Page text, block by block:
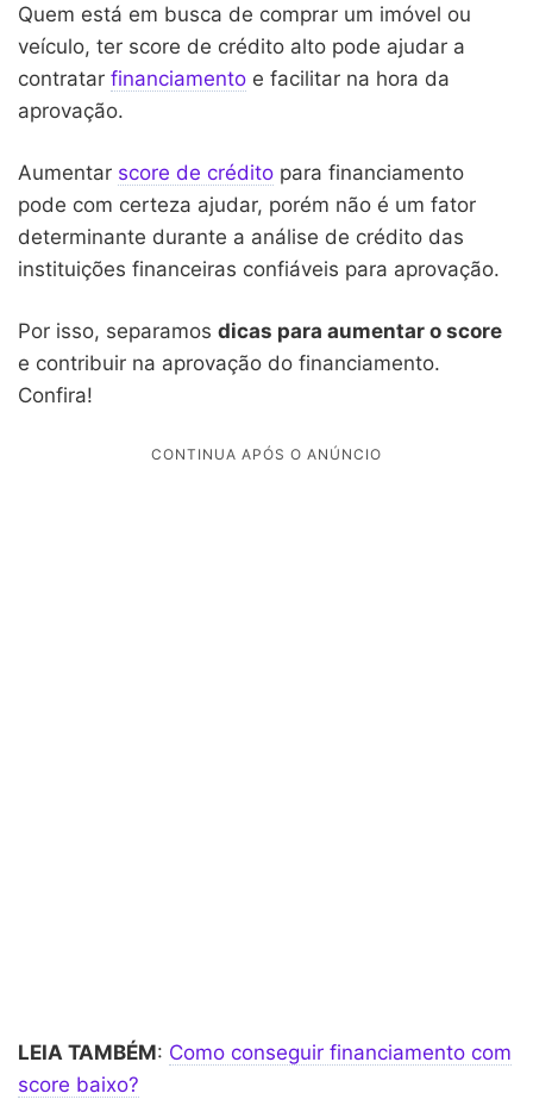
Quem está em busca de comprar um imóvel ou
veículo, ter score de crédito alto pode ajudar a
contratar financiamento e facilitar na hora da
aprovação.
Aumentar score de crédito para financiamento
pode com certeza ajudar, porém não é um fator
determinante durante a análise de crédito das
instituições financeiras confiáveis para aprovação.
Por isso, separamos dicas para aumentar o score
e contribuir na aprovação do financiamento.
Confira!
LEIA TAMBÉM: Como conseguir financiamento com
score baixo?